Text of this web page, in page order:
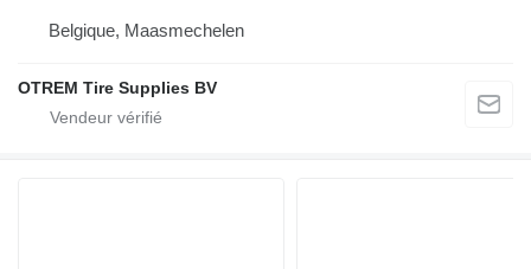
Belgique, Maasmechelen
OTREM Tire Supplies BV